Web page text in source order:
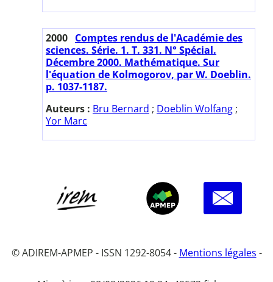
2000 Comptes rendus de l'Académie des
sciences. Série. 1. T. 331. N° Spécial.
Décembre 2000. Mathématique. Sur
l'équation de Kolmogorov, par W. Doeblin.
p. 1037-1187.
Auteurs : Bru Bernard ; Doeblin Wolfang ;
Yor Marc
© ADIREM-APMEP - ISSN 1292-8054 - Mentions légales -